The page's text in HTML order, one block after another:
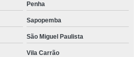
Penha
Sapopemba
São Miguel Paulista
Vila Carrão